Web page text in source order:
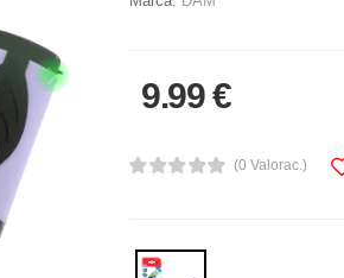
9.99 €
(0 Valorac.)